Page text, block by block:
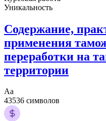
Уникальность
Содержание,
применения
переработки на
территории
Аа
43536 символов